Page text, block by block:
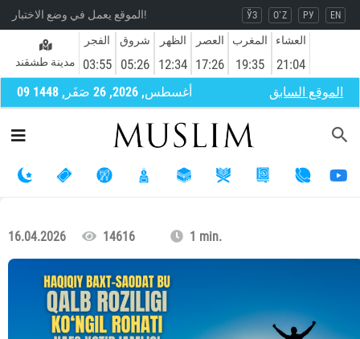
الموقع يعمل في وضع الاختبار! ЎЗ O`Z РУ EN
مدينة طشقند
الفجر
03:55
شروق
05:26
الظهر
12:34
العصر
17:26
المغرب
19:35
العشاء
21:04
09 أغسطس, 2026, 26 صَفَر, 1448 الموقع السابق
16.04.2026 14616 1 min.